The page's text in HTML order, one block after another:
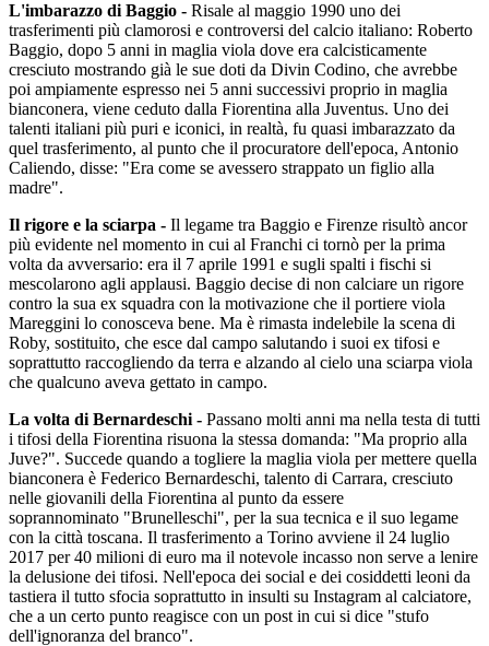
L'imbarazzo di Baggio - Risale al maggio 1990 uno dei
trasferimenti più clamorosi e controversi del calcio italiano: Roberto
Baggio, dopo 5 anni in maglia viola dove era calcisticamente
cresciuto mostrando già le sue doti da Divin Codino, che avrebbe
poi ampiamente espresso nei 5 anni successivi proprio in maglia
bianconera, viene ceduto dalla Fiorentina alla Juventus. Uno dei
talenti italiani più puri e iconici, in realtà, fu quasi imbarazzato da
quel trasferimento, al punto che il procuratore dell'epoca, Antonio
Caliendo, disse: "Era come se avessero strappato un figlio alla
madre".
Il rigore e la sciarpa - Il legame tra Baggio e Firenze risultò ancor
più evidente nel momento in cui al Franchi ci tornò per la prima
volta da avversario: era il 7 aprile 1991 e sugli spalti i fischi si
mescolarono agli applausi. Baggio decise di non calciare un rigore
contro la sua ex squadra con la motivazione che il portiere viola
Mareggini lo conosceva bene. Ma è rimasta indelebile la scena di
Roby, sostituito, che esce dal campo salutando i suoi ex tifosi e
soprattutto raccogliendo da terra e alzando al cielo una sciarpa viola
che qualcuno aveva gettato in campo.
La volta di Bernardeschi - Passano molti anni ma nella testa di tutti
i tifosi della Fiorentina risuona la stessa domanda: "Ma proprio alla
Juve?". Succede quando a togliere la maglia viola per mettere quella
bianconera è Federico Bernardeschi, talento di Carrara, cresciuto
nelle giovanili della Fiorentina al punto da essere
soprannominato "Brunelleschi", per la sua tecnica e il suo legame
con la città toscana. Il trasferimento a Torino avviene il 24 luglio
2017 per 40 milioni di euro ma il notevole incasso non serve a lenire
la delusione dei tifosi. Nell'epoca dei social e dei cosiddetti leoni da
tastiera il tutto sfocia soprattutto in insulti su Instagram al calciatore,
che a un certo punto reagisce con un post in cui si dice "stufo
dell'ignoranza del branco".